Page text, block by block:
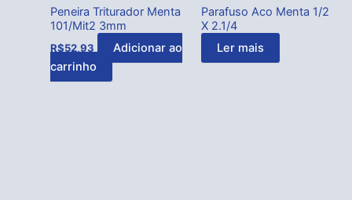
Peneira Triturador Menta
101/Mit2 3mm
R$52,93
Adicionar ao
carrinho
Parafuso Aco Menta 1/2
X 2.1/4
Ler mais